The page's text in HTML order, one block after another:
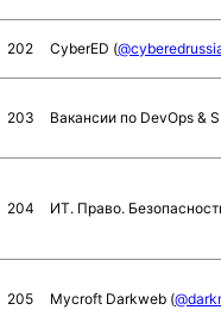
202 CyberED (
203 Вакансии по DevOps &
204 ИТ. Право.
205 Mycroft Darkweb (